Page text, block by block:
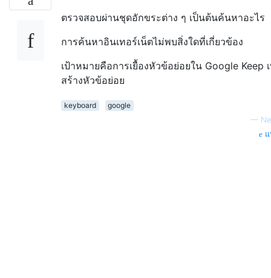
ตรวจสอบผ่านชุดอักขระต่าง ๆ เป็นต้นค้นหาอะไร
การค้นหาอินเทอร์เน็ตไม่พบสิ่งใดที่เกี่ยวข้อง
เป้าหมายคือการเยื้องหัวข้อย่อยใน Google Keep
สร้างหัวข้อย่อย
keyboard
google
—